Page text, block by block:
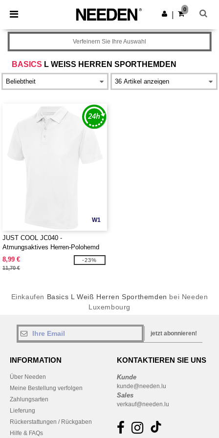
× Needen App
Bessere Preise in der App!
App holen
0
BASICS L WEISS HERREN SPORTHEMDEN
Verfeinern Sie Ihre Auswahl
W1
JUST COOL JC040 -
Atmungsaktives Herren-Polohemd
8,99 €
11,70 €
-23%
Einkaufen Basics L Weiß Herren Sporthemden bei Needen
Luxembourg
jetzt abonnieren!
INFORMATION
Über Needen
Meine Bestellung verfolgen
Zahlungsarten
Lieferung
Rückerstattungen / Rückgaben
Hilfe & FAQs
KONTAKTIEREN SIE UNS
Kunde
kunde@needen.lu
Sales
verkauf@needen.lu